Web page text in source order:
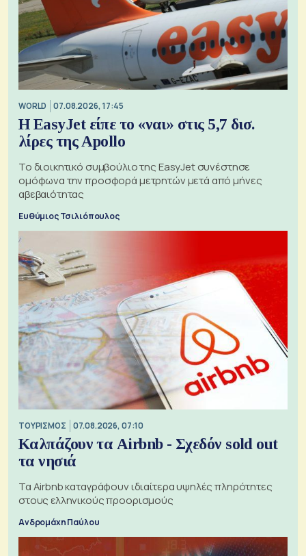
WORLD 07.08.2026, 17:45
Η EasyJet είπε το «ναι» στις 5,7 δισ.
λίρες της Apollo
Το διοικητικό συμβούλιο της EasyJet συνέστησε
ομόφωνα την προσφορά μετρητών μετά από μήνες
αβεβαιότητας
Ευθύμιος Τσιλιόπουλος
ΤΟΥΡΙΣΜΟΣ 07.08.2026, 07:10
Καλπάζουν τα Airbnb - Σχεδόν sold out
τα νησιά
Τα Airbnb καταγράφουν ιδιαίτερα υψηλές πληρότητες
στους ελληνικούς προορισμούς
Ανδρομάχη Παύλου